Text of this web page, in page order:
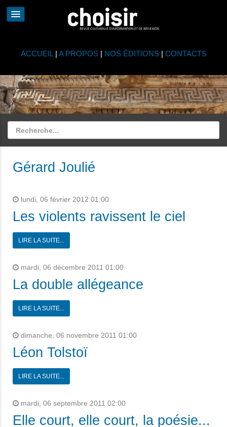
ACCUEIL | A PROPOS| NOS ÉDITIONS| CONTACTS
Gérard Joulié
lundi, 06 février 2012 01:00
Les violents ravissent le ciel
LIRE LA SUITE...
mardi, 06 décembre 2011 01:00
La double allégeance
LIRE LA SUITE...
dimanche, 06 novembre 2011 01:00
Léon Tolstoï
LIRE LA SUITE...
mardi, 06 septembre 2011 02:00
Elle court, elle court, la poésie...